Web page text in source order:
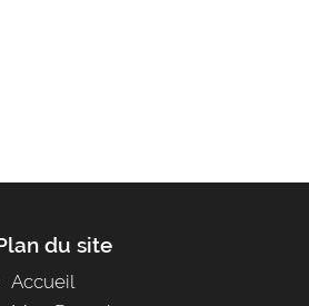
du site
Accueil